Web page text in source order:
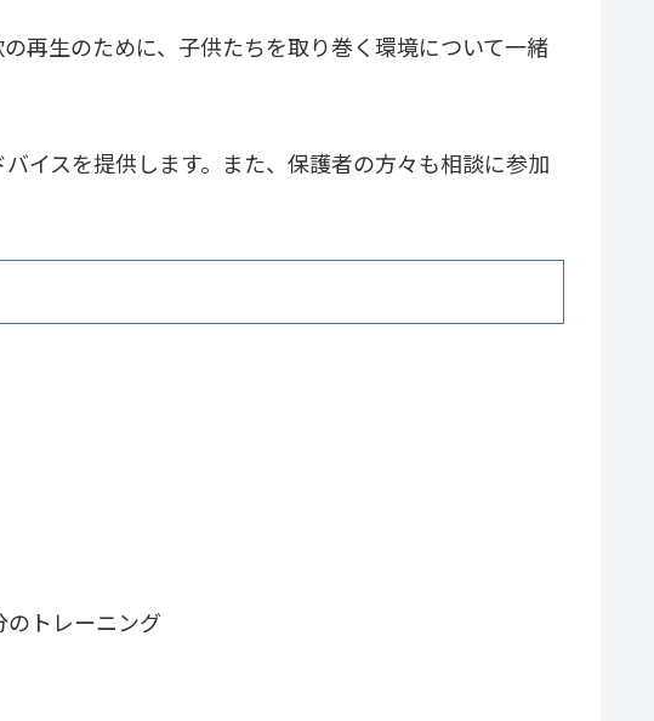
再生のために、子供たちを取り巻く環境について一緒
イスを提供します。また、保護者の方々も相談に参加
トレーニング